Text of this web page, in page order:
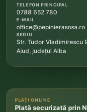
TELEFON PRINCIPAL
0788 652 780
E-MAIL
office@pepinierasosa.ro
SEDIU
Str. Tudor Vladimirescu
Aiud, județul Alba
PLĂȚI ONLINE
Plată securizată prin